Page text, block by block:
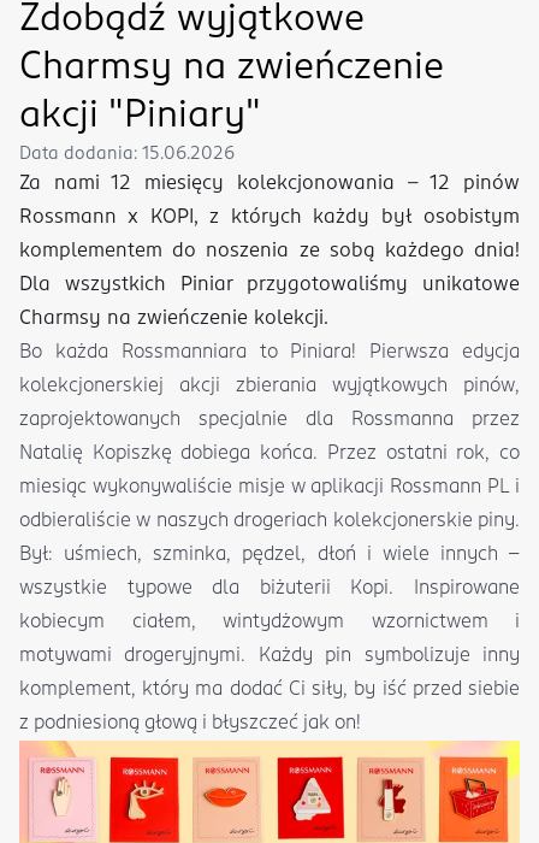
Zdobądź wyjątkowe
Charmsy na zwieńczenie
akcji "Piniary"
Data dodania: 15.06.2026
Za nami 12 miesięcy kolekcjonowania – 12 pinów
Rossmann x KOPI, z których każdy był osobistym
komplementem do noszenia ze sobą każdego dnia!
Dla wszystkich Piniar przygotowaliśmy unikatowe
Charmsy na zwieńczenie kolekcji.
Bo każda Rossmanniara to Piniara! Pierwsza edycja
kolekcjonerskiej akcji zbierania wyjątkowych pinów,
zaprojektowanych specjalnie dla Rossmanna przez
Natalię Kopiszkę dobiega końca. Przez ostatni rok, co
miesiąc wykonywaliście misje w aplikacji Rossmann PL i
odbieraliście w naszych drogeriach kolekcjonerskie piny.
Był: uśmiech, szminka, pędzel, dłoń i wiele innych –
wszystkie typowe dla biżuterii Kopi. Inspirowane
kobiecym ciałem, wintydżowym wzornictwem i
motywami drogeryjnymi. Każdy pin symbolizuje inny
komplement, który ma dodać Ci siły, by iść przed siebie
z podniesioną głową i błyszczeć jak on!